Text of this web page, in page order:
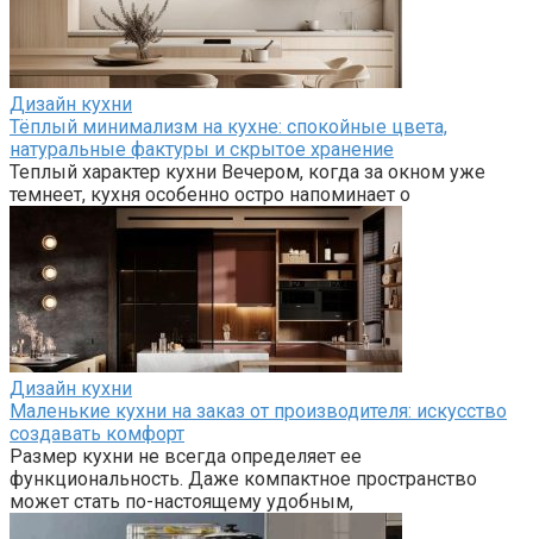
Дизайн кухни
Тёплый минимализм на кухне: спокойные цвета,
натуральные фактуры и скрытое хранение
Теплый характер кухни Вечером, когда за окном уже
темнеет, кухня особенно остро напоминает о
Дизайн кухни
Маленькие кухни на заказ от производителя: искусство
создавать комфорт
Размер кухни не всегда определяет ее
функциональность. Даже компактное пространство
может стать по-настоящему удобным,